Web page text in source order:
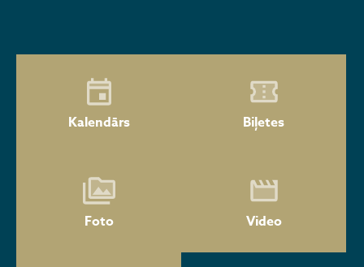
Kalendārs Biļetes
Foto Video